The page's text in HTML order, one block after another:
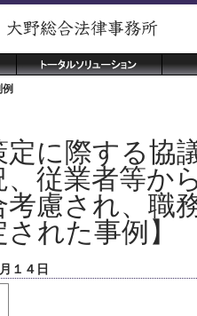
定に際する協
、従業者等か
考慮され、職
れた事例】
１４日